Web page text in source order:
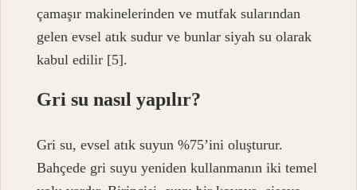
çamaşır makinelerinden ve mutfak sularından
gelen evsel atık sudur ve bunlar siyah su olarak
kabul edilir [5].
Gri su nasıl yapılır?
Gri su, evsel atık suyun %75’ini oluşturur.
Bahçede gri suyu yeniden kullanmanın iki temel